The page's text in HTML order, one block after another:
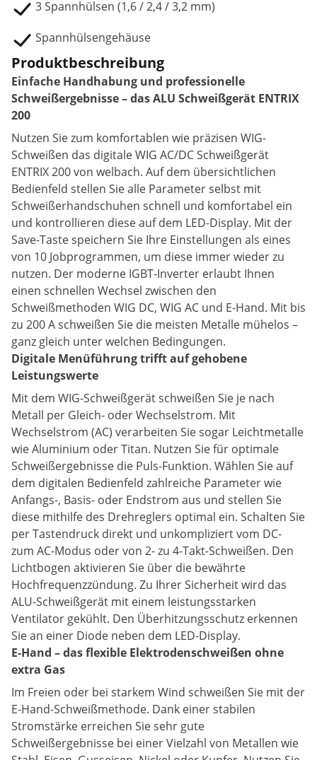
3 Spannhülsen (1,6 / 2,4 / 3,2 mm)
Spannhülsengehäuse
Produktbeschreibung
Einfache Handhabung und professionelle
Schweißergebnisse – das ALU Schweißgerät ENTRIX
200
Nutzen Sie zum komfortablen wie präzisen WIG-
Schweißen das digitale WIG AC/DC Schweißgerät
ENTRIX 200 von welbach. Auf dem übersichtlichen
Bedienfeld stellen Sie alle Parameter selbst mit
Schweißerhandschuhen schnell und komfortabel ein
und kontrollieren diese auf dem LED-Display. Mit der
Save-Taste speichern Sie Ihre Einstellungen als eines
von 10 Jobprogrammen, um diese immer wieder zu
nutzen. Der moderne IGBT-Inverter erlaubt Ihnen
einen schnellen Wechsel zwischen den
Schweißmethoden WIG DC, WIG AC und E-Hand. Mit bis
zu 200 A schweißen Sie die meisten Metalle mühelos –
ganz gleich unter welchen Bedingungen.
Digitale Menüführung trifft auf gehobene
Leistungswerte
Mit dem WIG-Schweißgerät schweißen Sie je nach
Metall per Gleich- oder Wechselstrom. Mit
Wechselstrom (AC) verarbeiten Sie sogar Leichtmetalle
wie Aluminium oder Titan. Nutzen Sie für optimale
Schweißergebnisse die Puls-Funktion. Wählen Sie auf
dem digitalen Bedienfeld zahlreiche Parameter wie
Anfangs-, Basis- oder Endstrom aus und stellen Sie
diese mithilfe des Drehreglers optimal ein. Schalten Sie
per Tastendruck direkt und unkompliziert vom DC-
zum AC-Modus oder von 2- zu 4-Takt-Schweißen. Den
Lichtbogen aktivieren Sie über die bewährte
Hochfrequenzzündung. Zu Ihrer Sicherheit wird das
ALU-Schweißgerät mit einem leistungsstarken
Ventilator gekühlt. Den Überhitzungsschutz erkennen
Sie an einer Diode neben dem LED-Display.
E-Hand – das flexible Elektrodenschweißen ohne
extra Gas
Im Freien oder bei starkem Wind schweißen Sie mit der
E-Hand-Schweißmethode. Dank einer stabilen
Stromstärke erreichen Sie sehr gute
Schweißergebnisse bei einer Vielzahl von Metallen wie